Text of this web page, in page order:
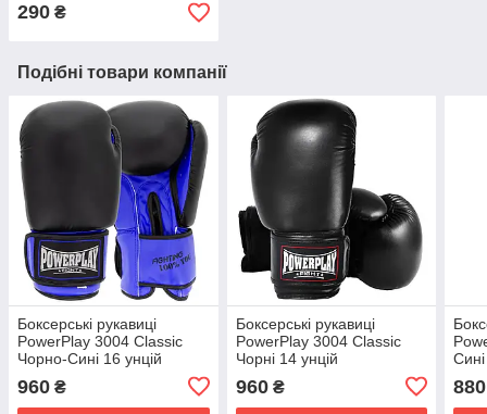
290 ₴
Подібні товари компанії
Боксерські рукавиці
PowerPlay 3004 Classic
Чорно-Сині 16 унцій
960 ₴
Боксерські рукавиці
PowerPlay 3004 Classic
Чорні 14 унцій
960₴ 880